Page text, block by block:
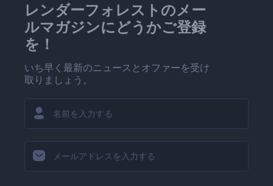
レンダーフォレストのメー
ルマガジンにどうかご登録
を！
いち早く最新のニュースとオファーを受け
取りましょう。